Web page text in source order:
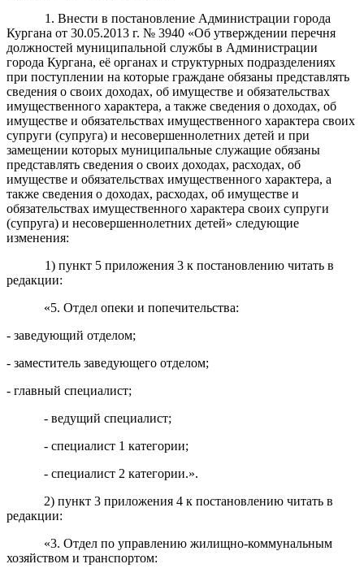
1. Внести в постановление Администрации города
Кургана от 30.05.2013 г. № 3940 «Об утверждении перечня
должностей муниципальной службы в Администрации
города Кургана, её органах и структурных подразделениях
при поступлении на которые граждане обязаны представлять
сведения о своих доходах, об имуществе и обязательствах
имущественного характера, а также сведения о доходах, об
имуществе и обязательствах имущественного характера своих
супруги (супруга) и несовершеннолетних детей и при
замещении которых муниципальные служащие обязаны
представлять сведения о своих доходах, расходах, об
имуществе и обязательствах имущественного характера, а
также сведения о доходах, расходах, об имуществе и
обязательствах имущественного характера своих супруги
(супруга) и несовершеннолетних детей» следующие
изменения:
1) пункт 5 приложения 3 к постановлению читать в
редакции:
«5. Отдел опеки и попечительства:
- заведующий отделом;
- заместитель заведующего отделом;
- главный специалист;
- ведущий специалист;
- специалист 1 категории;
- специалист 2 категории.».
2) пункт 3 приложения 4 к постановлению читать в
редакции:
«3. Отдел по управлению жилищно-коммунальным
хозяйством и транспортом: